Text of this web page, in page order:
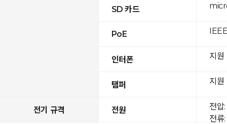
SD 카드
PoE
인터폰
탬퍼
전기 규격 전원
지원
지원
전압
전류